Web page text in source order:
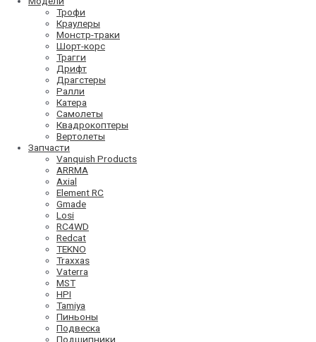
Трофи
Краулеры
Монстр-траки
Шорт-корс
Трагги
Дрифт
Драгстеры
Ралли
Катера
Самолеты
Квадрокоптеры
Вертолеты
Запчасти
Vanquish Products
ARRMA
Axial
Element RC
Gmade
Losi
RC4WD
Redcat
TEKNO
Traxxas
Vaterra
MST
HPI
Tamiya
Пиньоны
Подвеска
Подшипники